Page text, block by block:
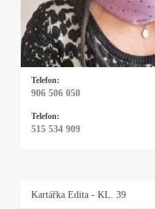
Telefon:
906 506 050
Telefon:
515 534 909
napojení na andělské
láska a síla mi
lidem. Všichni máme
důstojný,
Kartářka Edita - KL. 39